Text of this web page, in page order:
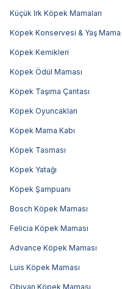
Küçük Irk Köpek Mamaları
Köpek Konservesi & Yaş Mama
Köpek Kemikleri
Köpek Ödül Maması
Köpek Taşıma Çantası
Köpek Oyuncakları
Köpek Mama Kabı
Köpek Tasması
Köpek Yatağı
Köpek Şampuanı
Bosch Köpek Maması
Felicia Köpek Maması
Advance Köpek Maması
Luis Köpek Maması
Obivan Köpek Maması